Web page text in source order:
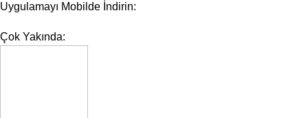
Uygulamayı Mobilde İndirin:
Çok Yakında: